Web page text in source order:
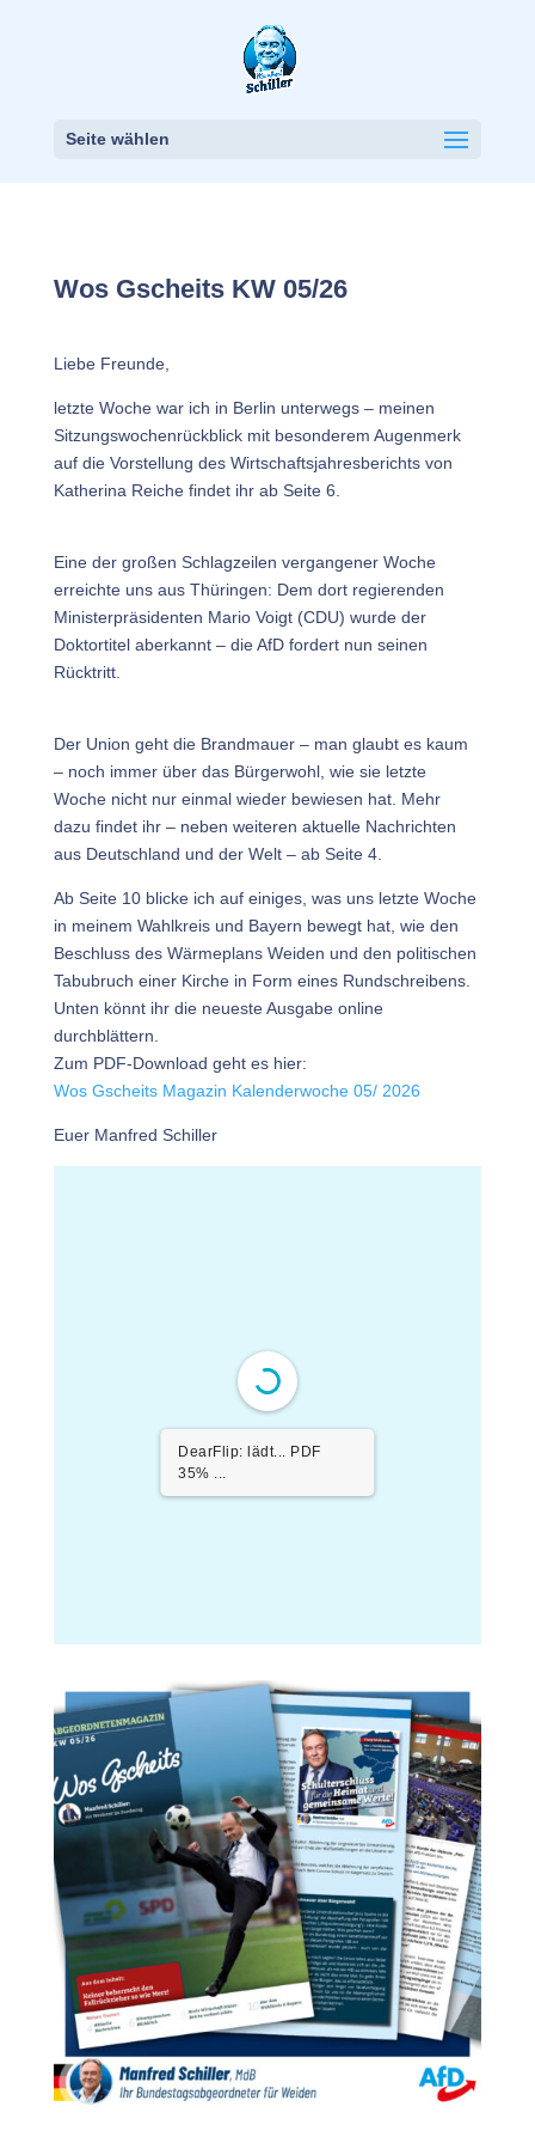
Seite wählen
Wos Gscheits KW 05/26
Liebe Freunde,
letzte Woche war ich in Berlin unterwegs – meinen
Sitzungswochenrückblick mit besonderem Augenmerk
auf die Vorstellung des Wirtschaftsjahresberichts von
Katherina Reiche findet ihr ab Seite 6.
Eine der großen Schlagzeilen vergangener Woche
erreichte uns aus Thüringen: Dem dort regierenden
Ministerpräsidenten Mario Voigt (CDU) wurde der
Doktortitel aberkannt – die AfD fordert nun seinen
Rücktritt.
Der Union geht die Brandmauer – man glaubt es kaum
– noch immer über das Bürgerwohl, wie sie letzte
Woche nicht nur einmal wieder bewiesen hat. Mehr
dazu findet ihr – neben weiteren aktuelle Nachrichten
aus Deutschland und der Welt – ab Seite 4.
Ab Seite 10 blicke ich auf einiges, was uns letzte Woche
in meinem Wahlkreis und Bayern bewegt hat, wie den
Beschluss des Wärmeplans Weiden und den politischen
Tabubruch einer Kirche in Form eines Rundschreibens.
Unten könnt ihr die neueste Ausgabe online
durchblättern.
Zum PDF-Download geht es hier:
Wos Gscheits Magazin Kalenderwoche 05/ 2026
Euer Manfred Schiller
DearFlip: lädt... PDF
70% ...